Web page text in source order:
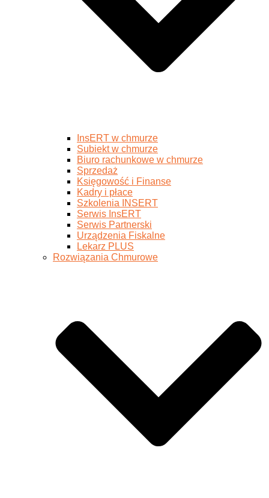
InsERT w chmurze
Subiekt w chmurze
Biuro rachunkowe w chmurze
Sprzedaż
Księgowość i Finanse
Kadry i płace
Szkolenia INSERT
Serwis InsERT
Serwis Partnerski
Urządzenia Fiskalne
Lekarz PLUS
Rozwiązania Chmurowe